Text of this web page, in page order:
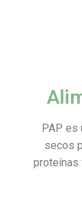
PAP es
secos
proteínas